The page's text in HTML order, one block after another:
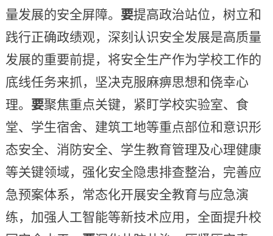
量发展的安全屏障。 要提高政治站位，树立和
践行正确政绩观，深刻认识安全发展是高质量
发展的重要前提，将安全生产作为学校工作的
底线任务来抓，坚决克服麻痹思想和侥幸心
理。 要聚焦重点关键，紧盯学校实验室、食
堂、学生宿舍、建筑工地等重点部位和意识形
态安全、消防安全、学生教育管理及心理健康
等关键领域，强化安全隐患排查整治，完善应
急预案体系，常态化开展安全教育与应急演
练，加强人工智能等新技术应用，全面提升校